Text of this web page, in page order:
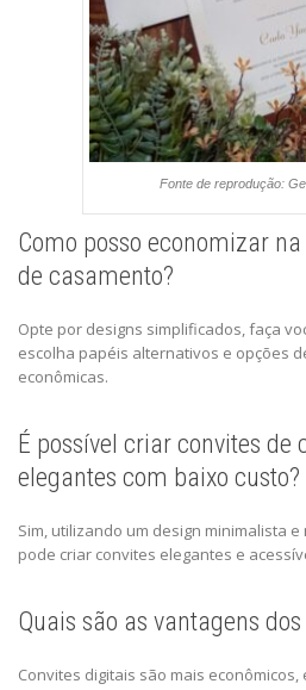
Fonte de reprodução:
Como posso economizar
de casamento?
Opte por designs simplificados, faça
escolha papéis alternativos e opções
econômicas.
É possível criar convites de
elegantes com baixo custo?
Sim, utilizando um design minimalista
pode criar convites elegantes e
Quais são as vantagens
Convites digitais são mais